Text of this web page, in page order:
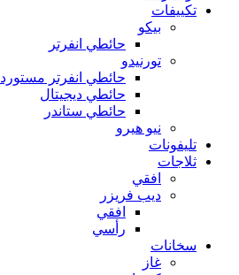
تكييفات
بيكو
حائطي انفرتر
تورنيدو
حائطي انفرتر مستورد
حائطي ديجيتال
حائطي ستاندر
نيو هيرو
تليفونات
ثلاجات
افقي
ديب فريزر
افقي
رأسي
سخانات
غاز